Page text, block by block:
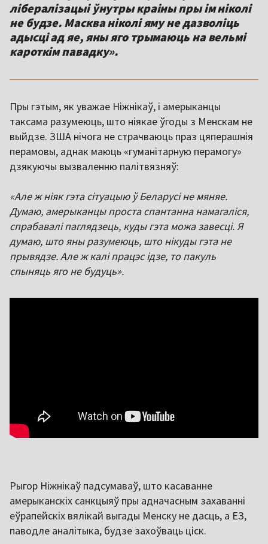
лібералізацыі ўнутры краіны пры ім ніколі
не будзе. Масква ніколі яму не дазволіць
адысці ад яе, яны яго трымаюць на вельмі
кароткім павадку».
Пры гэтым, як уважае Ніжнікаў, і амерыканцы
таксама разумеюць, што ніякае ўгоды з Менскам не
выйдзе. ЗША нічога не страчваюць праз цяперашнія
перамовы, аднак маюць «гуманітарную перамогу»
дзякуючы вызваленню палітвязняў:
«Але ж ніяк гэта сітуацыю ў Беларусі не мяняе.
Думаю, амерыканцы проста спантанна намагаліся,
спрабавалі паглядзець, куды гэта можа завесці. Я
думаю, што яны разумеюць, што нікуды гэта не
прывядзе. Але ж калі працэс ідзе, то пакуль
спыняць яго не будуць».
Рыгор Ніжнікаў падсумаваў, што касаванне
амерыканскіх санкцыяў пры адначасным захаванні
еўрапейскіх вялікай выгады Менску не дасць, а ЕЗ,
паводле аналітыка, будзе захоўваць ціск.